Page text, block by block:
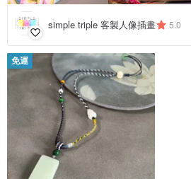
simple triple 客製人像插畫 5.0
免運